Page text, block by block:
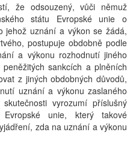
že odsouzený, vůči němuž
státu Evropské unie o
jehož uznání a výkon se žádá,
postupuje obdobně podle
a výkonu rozhodnutí jiného
sankcích a plněních
z jiných obdobných důvodů,
uznání a výkonu zaslaného
vyrozumí příslušný
unie, který takové
zda na uznání a výkonu